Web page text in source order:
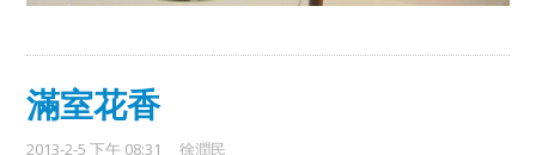
滿室花香
2013-2-5 下午 08:31 徐潤民